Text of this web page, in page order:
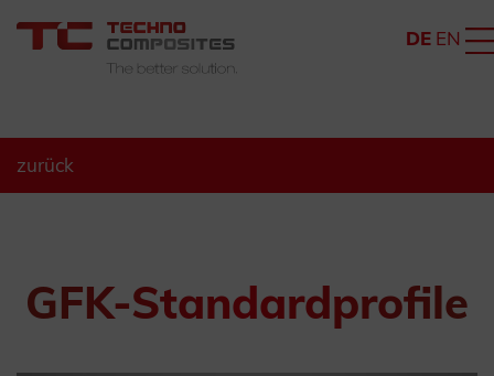
DE EN
zurück
GFK-Standardprofile